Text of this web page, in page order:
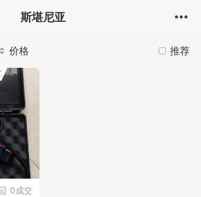
斯堪尼亚
推荐
价格
0成交